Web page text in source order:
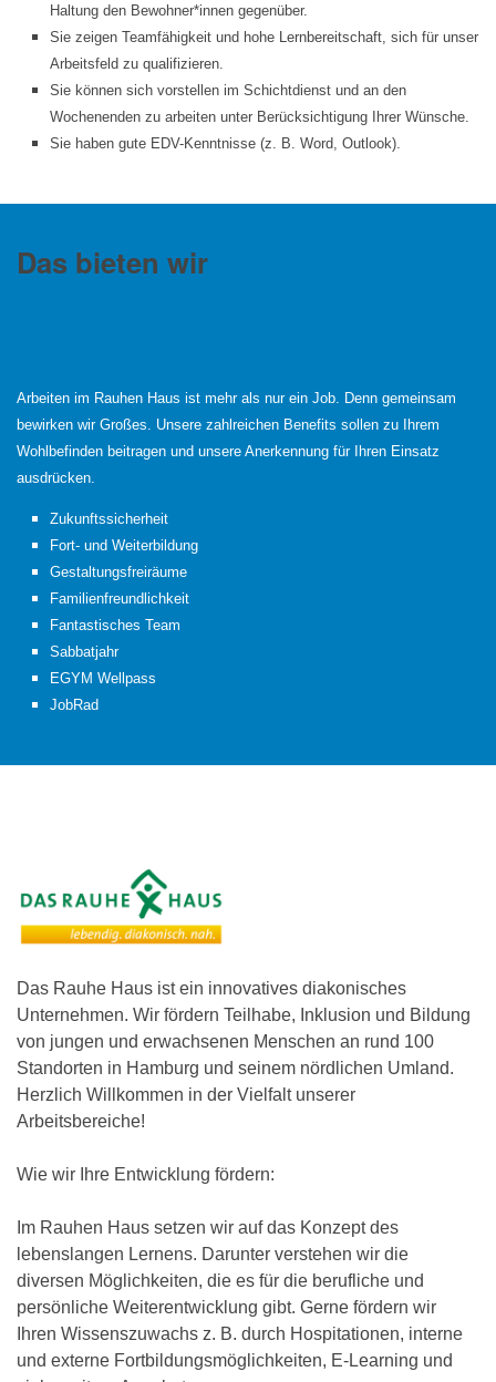
Haltung den Bewohner*innen gegenüber.
Sie zeigen Teamfähigkeit und hohe Lernbereitschaft, sich für unser
Arbeitsfeld zu qualifizieren.
Sie können sich vorstellen im Schichtdienst und an den
Wochenenden zu arbeiten unter Berücksichtigung Ihrer Wünsche.
Sie haben gute EDV-Kenntnisse (z. B. Word, Outlook).
Das bieten wir
Arbeiten im Rauhen Haus ist mehr als nur ein Job. Denn gemeinsam
bewirken wir Großes. Unsere zahlreichen Benefits sollen zu Ihrem
Wohlbefinden beitragen und unsere Anerkennung für Ihren Einsatz
ausdrücken.
Zukunftssicherheit
Fort- und Weiterbildung
Gestaltungsfreiräume
Familienfreundlichkeit
Fantastisches Team
Sabbatjahr
EGYM Wellpass
JobRad
Das Rauhe Haus ist ein innovatives diakonisches
Unternehmen. Wir fördern Teilhabe, Inklusion und Bildung
von jungen und erwachsenen Menschen an rund 100
Standorten in Hamburg und seinem nördlichen Umland.
Herzlich Willkommen in der Vielfalt unserer
Arbeitsbereiche!
Wie wir Ihre Entwicklung fördern:
Im Rauhen Haus setzen wir auf das Konzept des
lebenslangen Lernens. Darunter verstehen wir die
diversen Möglichkeiten, die es für die berufliche und
persönliche Weiterentwicklung gibt. Gerne fördern wir
Ihren Wissenszuwachs z. B. durch Hospitationen, interne
und externe Fortbildungsmöglichkeiten, E-Learning und